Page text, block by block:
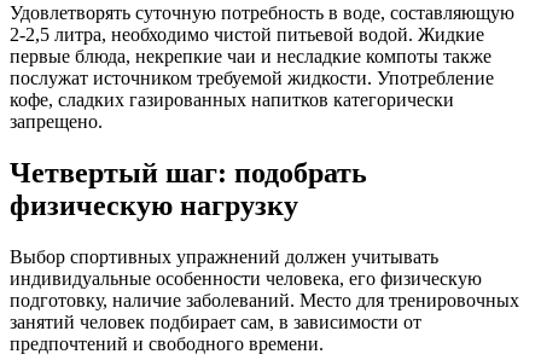
Удовлетворять суточную потребность в воде, составляющую
2-2,5 литра, необходимо чистой питьевой водой. Жидкие
первые блюда, некрепкие чаи и несладкие компоты также
послужат источником требуемой жидкости. Употребление
кофе, сладких газированных напитков категорически
запрещено.
Четвертый шаг: подобрать
физическую нагрузку
Выбор спортивных упражнений должен учитывать
индивидуальные особенности человека, его физическую
подготовку, наличие заболеваний. Место для тренировочных
занятий человек подбирает сам, в зависимости от
предпочтений и свободного времени.